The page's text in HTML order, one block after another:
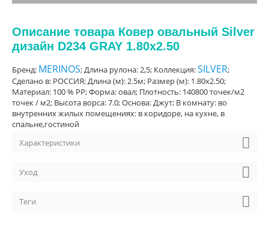
Описание товара Ковер овальный Silver
дизайн D234 GRAY 1.80x2.50
Бренд: MERINOS; Длина рулона: 2,5; Коллекция:SILVER;
Сделано в: РОССИЯ; Длина (м): 2.5м; Размер (м): 1.80x2.50;
Материал: 100 % PP; Форма: овал; Плотность: 140800 точек/м2
точек / м2; Высота ворса: 7.0; Основа: Джут; В комнату: во
внутренних жилых помещениях: в коридоре, на кухне, в
спальне,гостиной
Характеристики
Уход
Теги